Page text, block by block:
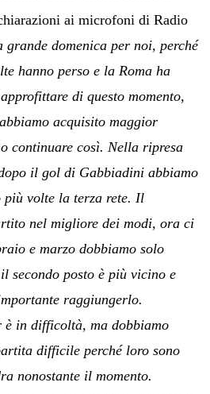
ai microfoni di Radio
grande domenica per noi, perché
hanno perso e la Roma ha
di questo momento,
acquisito maggior
continuare così. Nella ripresa
il gol di Gabbiadini abbiamo
più volte la terza rete. Il
nel migliore dei modi, ora ci
e marzo dobbiamo solo
secondo posto è più vicino e
raggiungerlo.
è in difficoltà, ma dobbiamo
difficile perché loro sono
nonostante il momento.